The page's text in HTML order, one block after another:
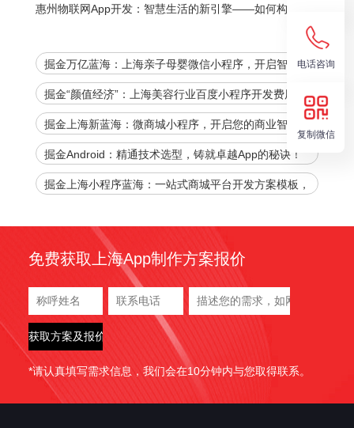
电话咨询
复制微信
惠州物联网App开发：智慧生活的新引擎——如何构建未
掘金万亿蓝海：上海亲子母婴微信小程序，开启智慧育
儿新时代！
掘金“颜值经济”：上海美容行业百度小程序开发费用全
解析，助您抢占数字先机！
掘金上海新蓝海：微商城小程序，开启您的商业智能时
代
掘金Android：精通技术选型，铸就卓越App的秘诀！
掘金上海小程序蓝海：一站式商城平台开发方案模板，
免费获取上海App制作方案报价
*请认真填写需求信息，我们会在10分钟内与您取得联系。